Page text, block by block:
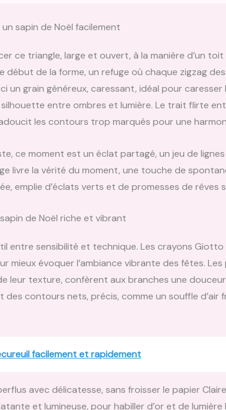
sapin de Noël facilement
ce triangle, large et ouvert, à la manière d’un
début de la forme, un refuge où chaque zigzag
un grain généreux, caressant, idéal pour caresser
entre ombres et lumière. Le trait flirte
les contours trop marqués pour une
ce moment est un éclat partagé, un jeu de
livre la vérité du moment, une touche de
emplie d’éclats verts et de promesses de rêves
de Noël riche et vibrant
entre sensibilité et technique. Les crayons
mieux évoquer l’ambiance vibrante des fêtes.
leur texture, confèrent aux branches une
contours nets, précis, comme un souffle d’air
facilement et rapidement
avec délicatesse, sans froisser le papier
et lumineuse, pour habiller d’or et de lumière